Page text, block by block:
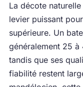
La décote
levier puissant
supérieure. Un
généralement 25
tandis que ses
fiabilité restent